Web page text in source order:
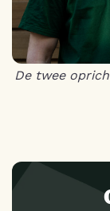
De twee